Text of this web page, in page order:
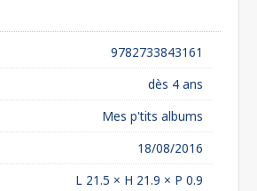
9782733843161
dès 4 ans
Mes p'tits albums
18/08/2016
L 21.5 × H 21.9 × P 0.9